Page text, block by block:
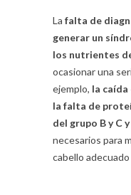
La falta de
generar un
los nutrientes
ocasionar una
ejemplo, la
la falta de
del grupo B y C
necesarios para
cabello